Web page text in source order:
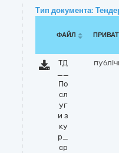
Тип документа:
ФАЙЛ
ТД
__
По
сл
уг
и з
ку
р_
єр